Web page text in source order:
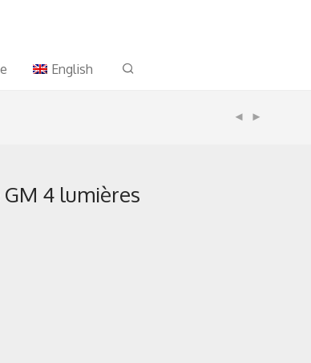
English
4 lumières